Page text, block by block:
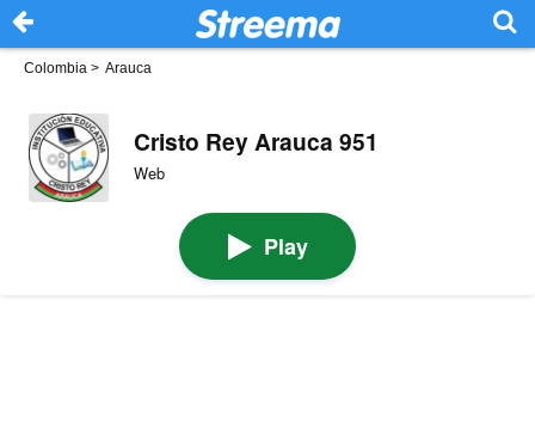
Colombia > Arauca
Cristo Rey Arauca 951
Web
Play